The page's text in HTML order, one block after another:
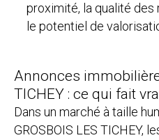
proximité, la qualité des
le potentiel de
Annonces
TICHEY : ce qui fait
Dans un marché à taille
GROSBOIS LES TICHEY,